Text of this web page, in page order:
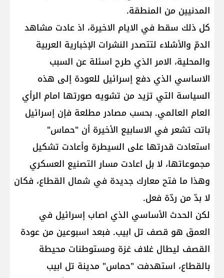
المدنيين من المنطقة.
كل ذلك سقط في الايام الاخيرة، اذ عادت مشاهد
الدمّ والأشلاء لتتصدر النشرات الإخبارية العربية
والمحلية، الامر الذي طرح اسئلة عن السبب
الاساسي الذي دفع إسرائيل للعودة إلى هذه
السياسة التي تزيد من تشويه صورتها امام الرأي
العام العالمي. بحسب مصادر مطلعة فإن إسرائيل
باتت تشعر في الاسابيع الأخيرة أن "حماس"
استعادت قدرتها على السيطرة وأعادت تشكيل
مجموعاتها، لا بل اعادت مسار التصنيع العسكري
وهذا ما فتح معارك جديدة في شمال القطاع، فكان
لا بدّ من ردّة فعل.
لكن الحدث الأساسي الذي اصاب إسرائيل في
العمق هو قصف تل ابيب. فبعد اسبوعين من عودة
القصف ليطال غلاف غزة ومستوطنات محيطة
بالقطاع، استهدفت "حماس" مدينة تل ابيب